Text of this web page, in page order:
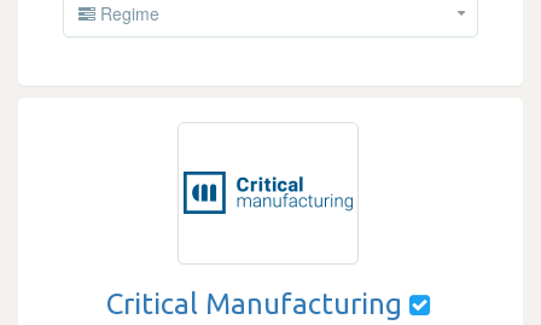
Regime
Critical Manufacturing